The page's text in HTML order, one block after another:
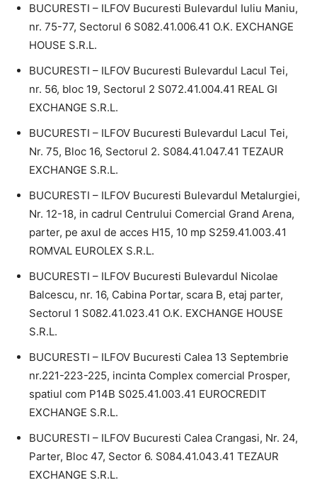
BUCURESTI – ILFOV Bucuresti Bulevardul Iuliu Maniu,
nr. 75-77, Sectorul 6 S082.41.006.41 O.K. EXCHANGE
HOUSE S.R.L.
BUCURESTI – ILFOV Bucuresti Bulevardul Lacul Tei,
nr. 56, bloc 19, Sectorul 2 S072.41.004.41 REAL GI
EXCHANGE S.R.L.
BUCURESTI – ILFOV Bucuresti Bulevardul Lacul Tei,
Nr. 75, Bloc 16, Sectorul 2. S084.41.047.41 TEZAUR
EXCHANGE S.R.L.
BUCURESTI – ILFOV Bucuresti Bulevardul Metalurgiei,
Nr. 12-18, in cadrul Centrului Comercial Grand Arena,
parter, pe axul de acces H15, 10 mp S259.41.003.41
ROMVAL EUROLEX S.R.L.
BUCURESTI – ILFOV Bucuresti Bulevardul Nicolae
Balcescu, nr. 16, Cabina Portar, scara B, etaj parter,
Sectorul 1 S082.41.023.41 O.K. EXCHANGE HOUSE
S.R.L.
BUCURESTI – ILFOV Bucuresti Calea 13 Septembrie
nr.221-223-225, incinta Complex comercial Prosper,
spatiul com P14B S025.41.003.41 EUROCREDIT
EXCHANGE S.R.L.
BUCURESTI – ILFOV Bucuresti Calea Crangasi, Nr. 24,
Parter, Bloc 47, Sector 6. S084.41.043.41 TEZAUR
EXCHANGE S.R.L.